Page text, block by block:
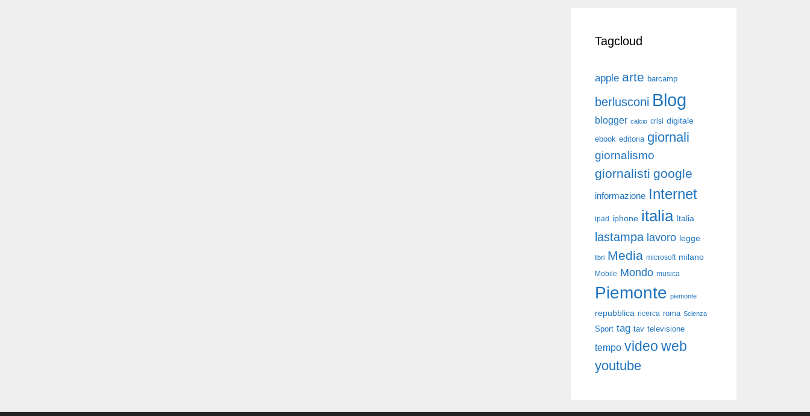
Tagcloud
apple arte barcamp
berlusconi Blog
blogger calcio crisi digitale
ebook editoria giornali
giornalismo
giornalisti google
informazione Internet
ipad iphone italia Italia
lastampa lavoro legge
libri Media microsoft milano
Mobile Mondo musica
Piemonte piemonte
repubblica ricerca roma Scienza
Sport tag tav televisione
tempo video web
youtube